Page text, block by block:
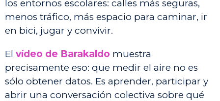
los entornos escolares: calles más seguras,
menos tráfico, más espacio para caminar, ir
en bici, jugar y convivir.
El vídeo de Barakaldo muestra
precisamente eso: que medir el aire no es
sólo obtener datos. Es aprender, participar y
abrir una conversación colectiva sobre qué